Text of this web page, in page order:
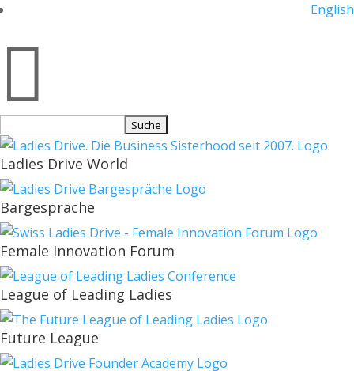
English

nach:
Ladies Drive World
Bargespräche
Female Innovation Forum
League of Leading Ladies
Future League